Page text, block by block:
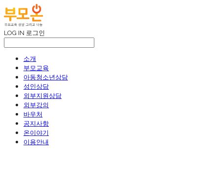
LOG IN 로그인
소개
부모교육
아동청소년상담
성인상담
외부지원상담
외부강의
바우처
공지사항
온이야기
이용안내